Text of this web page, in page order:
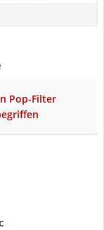
Pop-Filter